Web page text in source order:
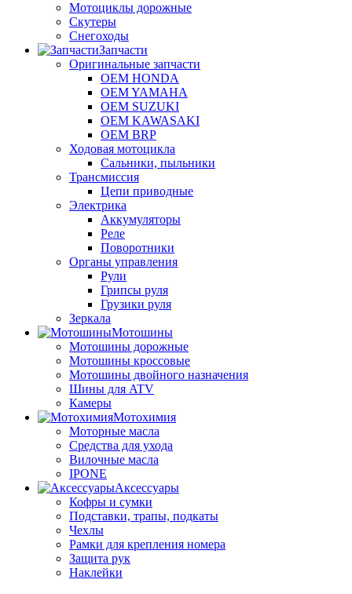
Мотоциклы дорожные
Скутеры
Снегоходы
Запчасти
Оригинальные запчасти
OEM HONDA
OEM YAMAHA
OEM SUZUKI
OEM KAWASAKI
OEM BRP
Ходовая мотоцикла
Сальники, пыльники
Трансмиссия
Цепи приводные
Электрика
Аккумуляторы
Реле
Поворотники
Органы управления
Рули
Грипсы руля
Грузики руля
Зеркала
Мотошины
Мотошины дорожные
Мотошины кроссовые
Мотошины двойного назначения
Шины для ATV
Камеры
Мотохимия
Моторные масла
Средства для ухода
Вилочные масла
IPONE
Аксессуары
Кофры и сумки
Подставки, трапы, подкаты
Чехлы
Рамки для крепления номера
Защита рук
Наклейки